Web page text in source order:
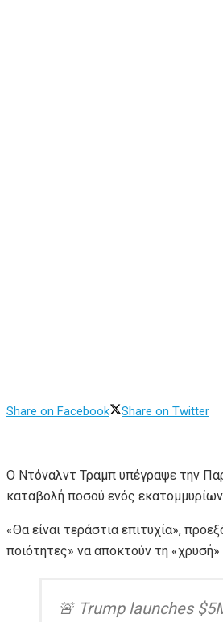
Share on Facebook Share on Twitter
Ο Ντόναλντ Τραμπ υπέγραψε την
καταβολή ποσού ενός εκατομμυρίων
«Θα είναι τεράστια επιτυχία»,
ποιότητες» να αποκτούν τη «χρυσή»
🚨 Trump launches